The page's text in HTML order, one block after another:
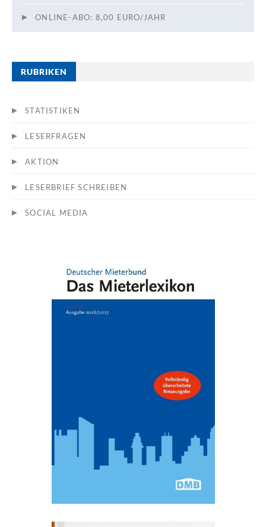
ONLINE-ABO: 8,00 EURO/JAHR
RUBRIKEN
STATISTIKEN
LESERFRAGEN
AKTION
LESERBRIEF SCHREIBEN
SOCIAL MEDIA